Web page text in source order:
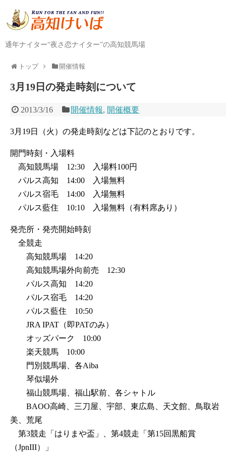
通年ナイター“夜さ恋ナイター”の高知競馬場
トップ 開催情報
3月19日の発走時刻について
2013/3/16 開催情報, 開催概要
3月19日（火）の発走時刻などは下記のとおりです。
開門時刻・入場料
高知競馬場 12:30 入場料100円
パルス高知 14:00 入場無料
パルス宿毛 14:00 入場無料
パルス藍住 10:10 入場無料（有料席あり）
発売所・発売開始時刻
全競走
高知競馬場 14:20
高知競馬場外向前売 12:30
パルス高知 14:20
パルス宿毛 14:20
パルス藍住 10:50
JRA IPAT（即PATのみ）
オッズパーク 10:00
楽天競馬 10:00
門別競馬場、各Aiba
琴似場外
福山競馬場、福山駅前、各シャトル
BAOO高崎、三刀屋、宇部、東広島、天文館、鳥取岩
美、荒尾
第3競走「はりまや盃」、第4競走「第15回黒船賞
（JpnIII）」